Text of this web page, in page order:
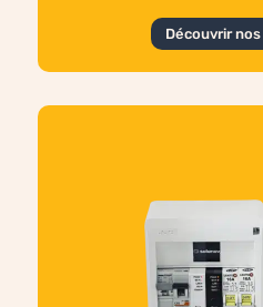
Découvrir